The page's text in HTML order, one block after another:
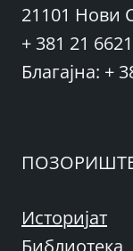
21101 Нови
+ 381 21
Благајна: +
Историјат